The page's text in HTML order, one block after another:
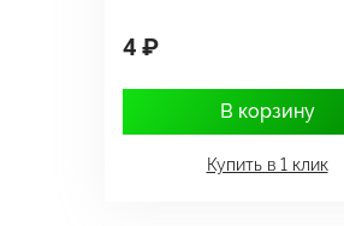
4 ₽
В корзину
Купить в 1 клик